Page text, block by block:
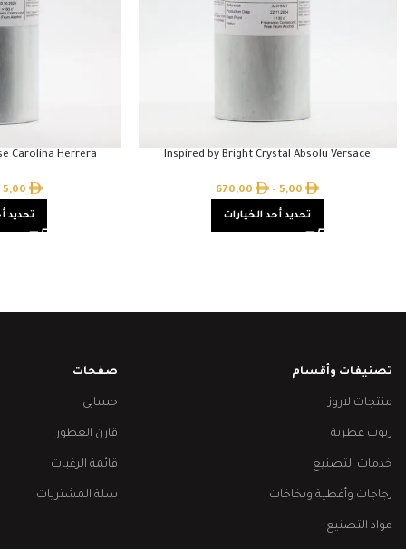
Inspired by Bright Crystal Absolu Versace
5,00
–
670,00
تحديد أحد الخيارات
Carolina Herrera
5,00
تحديد
تصنيفات وأقسام
منتجات لاروز
زيوت عطرية
خدمات التصنيع
زجاجات وأغطية وبخاخات
مواد التصنيع
صفحات
حسابي
قارن العطور
قائمة الرغبات
سلة المشتريات